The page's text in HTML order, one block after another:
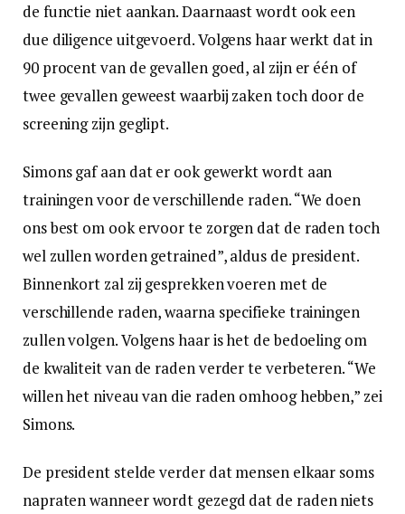
de functie niet aankan. Daarnaast wordt ook een
due diligence uitgevoerd. Volgens haar werkt dat in
90 procent van de gevallen goed, al zijn er één of
twee gevallen geweest waarbij zaken toch door de
screening zijn geglipt.
Simons gaf aan dat er ook gewerkt wordt aan
trainingen voor de verschillende raden. “We doen
ons best om ook ervoor te zorgen dat de raden toch
wel zullen worden getrained”, aldus de president.
Binnenkort zal zij gesprekken voeren met de
verschillende raden, waarna specifieke trainingen
zullen volgen. Volgens haar is het de bedoeling om
de kwaliteit van de raden verder te verbeteren. “We
willen het niveau van die raden omhoog hebben,” zei
Simons.
De president stelde verder dat mensen elkaar soms
napraten wanneer wordt gezegd dat de raden niets